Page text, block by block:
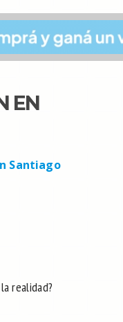
EN
Santiago
realidad?